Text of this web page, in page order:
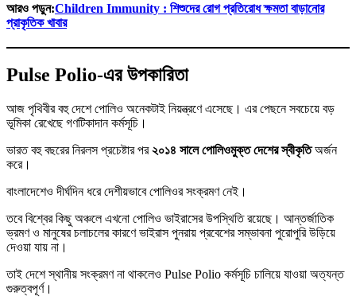
আরও পড়ুন:Children Immunity : শিশুদের রোগ প্রতিরোধ ক্ষমতা বাড়ানোর
প্রাকৃতিক খাবার
Pulse Polio-এর উপকারিতা
আজ পৃথিবীর বহু দেশে পোলিও অনেকটাই নিয়ন্ত্রণে এসেছে। এর পেছনে সবচেয়ে বড়
ভূমিকা রেখেছে গণটিকাদান কর্মসূচি।
ভারত বহু বছরের নিরলস প্রচেষ্টার পর২০১৪ সালে পোলিওমুক্ত দেশের স্বীকৃতিঅর্জন
করে।
বাংলাদেশেও দীর্ঘদিন ধরে দেশীয়ভাবে পোলিওর সংক্রমণ নেই।
তবে বিশ্বের কিছু অঞ্চলে এখনো পোলিও ভাইরাসের উপস্থিতি রয়েছে। আন্তর্জাতিক
ভ্রমণ ও মানুষের চলাচলের কারণে ভাইরাস পুনরায় প্রবেশের সম্ভাবনা পুরোপুরি উড়িয়ে
দেওয়া যায় না।
তাই দেশে স্থানীয় সংক্রমণ না থাকলেও Pulse Polio কর্মসূচি চালিয়ে যাওয়া অত্যন্ত
গুরুত্বপূর্ণ।